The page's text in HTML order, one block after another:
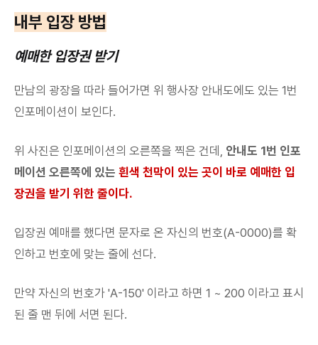
내부 입장 방법
예매한 입장권 받기
만남의 광장을 따라 들어가면 위 행사장 안내도에도 있는 1번
인포메이션이 보인다.
위 사진은 인포메이션의 오른쪽을 찍은 건데, 안내도 1번 인포
메이션 오른쪽에 있는 흰색 천막이 있는 곳이 바로 예매한 입
장권을 받기 위한 줄이다.
입장권 예매를 했다면 문자로 온 자신의 번호(A-0000)를 확
인하고 번호에 맞는 줄에 선다.
만약 자신의 번호가 'A-150' 이라고 하면 1 ~ 200 이라고 표시
된 줄 맨 뒤에 서면 된다.